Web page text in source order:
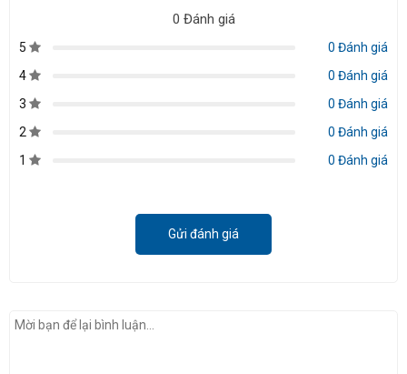
0 Đánh giá
5
0 Đánh giá
4
0 Đánh giá
3
0 Đánh giá
2
0 Đánh giá
1
0 Đánh giá
Gửi đánh giá